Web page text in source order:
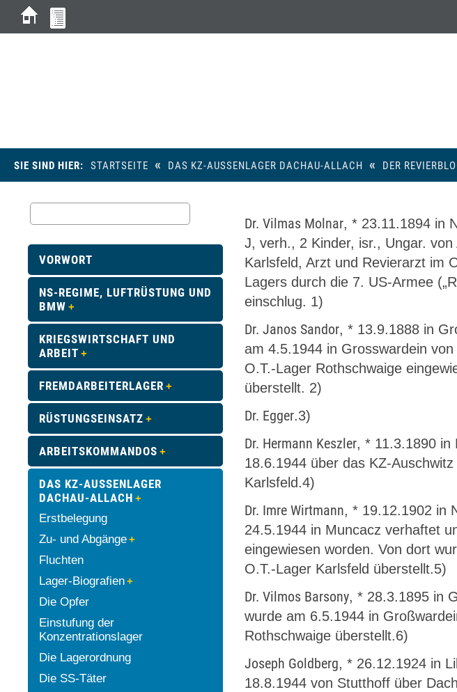
SIE SIND HIER: STARTSEITE « DAS KZ-AUSSENLAGER DACHAU-ALLACH « DER
Dr. Vilmas Molnar, * 23.11.1894 in
J, verh., 2 Kinder, isr., Ungar.
Karlsfeld, Arzt und Revierarzt im
Lagers durch die 7. US-Armee
einschlug. 1)
Dr. Janos Sandor, * 13.9.1888 in
am 4.5.1944 in Grosswardein
O.T.-Lager Rothschwaige
überstellt. 2)
Dr. Egger.3)
Dr. Hermann Keszler, * 11.3.1890 in
18.6.1944 über das KZ-
Karlsfeld.4)
Dr. Imre Wirtmann, * 19.12.1902 in
24.5.1944 in Muncacz verhaftet
eingewiesen worden. Von dort
O.T.-Lager Karlsfeld überstellt.5)
Dr. Vilmos Barsony, * 28.3.1895 in
wurde am 6.5.1944 in
Rothschwaige überstellt.6)
Joseph Goldberg, * 26.12.1924 in
18.8.1944 von Stutthoff über
VORWORT
NS-REGIME, LUFTRÜSTUNG UND
BMW
KRIEGSWIRTSCHAFT UND
ARBEIT
FREMDARBEITERLAGER
RÜSTUNGSEINSATZ
ARBEITSKOMMANDOS
DAS KZ-AUSSENLAGER D
ACHAU-ALLACH
Erstbelegung
Zu- und Abgänge
Fluchten
Lager-Biografien
Die Opfer
Einstufung der
Konzentrationslager
Die Lagerordnung
Die SS-Täter